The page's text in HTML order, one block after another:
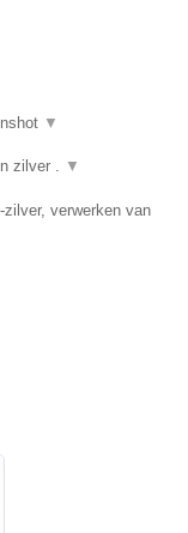
▼
zilver . ▼
verwerken van